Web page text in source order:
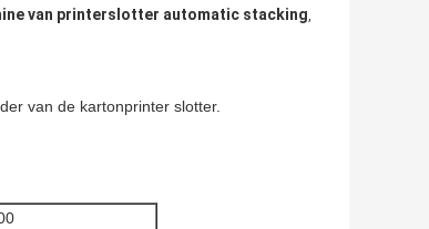
van printerslotter automatic stacking,
van de kartonprinter slotter.